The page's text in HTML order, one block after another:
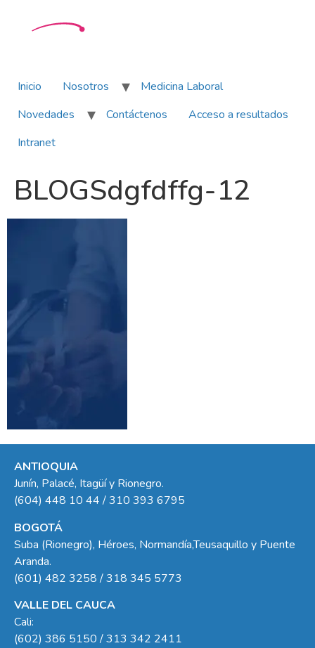
Inicio Nosotros
Medicina Laboral
Novedades
Contáctenos
Acceso a resultados
Intranet
BLOGSdgfdffg-12
ANTIOQUIA
Junín, Palacé, Itagüí y Rionegro.
(604) 448 10 44 / 310 393 6795
BOGOTÁ
Suba (Rionegro), Héroes, Normandía,Teusaquillo y Puente
Aranda.
(601) 482 3258 / 318 345 5773
VALLE DEL CAUCA
Cali:
(602) 386 5150 / 313 342 2411